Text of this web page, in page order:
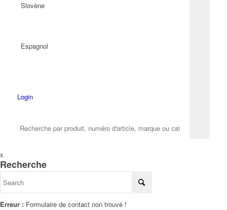
Slovène
Espagnol
Login
x
Recherche
Erreur : Formulaire de contact non trouvé !